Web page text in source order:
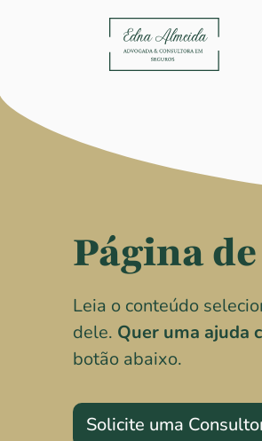
Página
Leia o conteúdo
dele. Quer uma ajuda
botão abaixo.
Solicite uma